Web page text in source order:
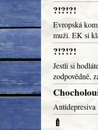
?!?!?!
Evropská
muži. EK si
?!?!?!
Jestli si
zodpovědně,
🍼